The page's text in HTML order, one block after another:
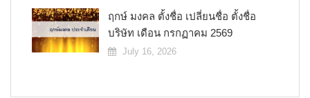
ฤกษ์ มงคล ตั้งชื่อ เปลี่ยนชื่อ ตั้งชื่อ
บริษัท เดือน กรกฏาคม 2569
July 16, 2026